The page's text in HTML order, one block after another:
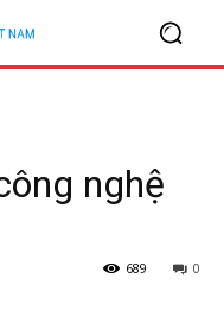
nghệ
0
689